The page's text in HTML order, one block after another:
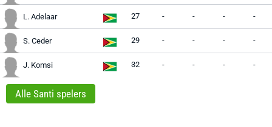
L. Adelaar 27 - - - -
S. Ceder 29 - - - -
J. Komsi 32 - - - -
Alle Santi spelers